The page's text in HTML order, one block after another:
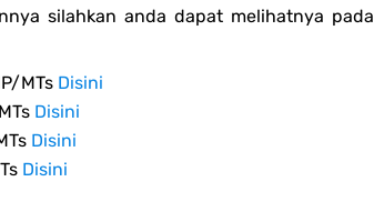
silahkan anda dapat melihatnya pada
MTs Disini
Disini
Disini
Disini